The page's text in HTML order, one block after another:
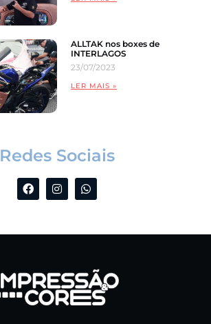
ALLTAK nos boxes de
INTERLAGOS
23/07/2023
LER MAIS »
Redes Sociais